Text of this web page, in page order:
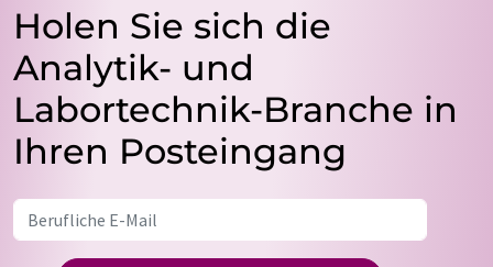
Holen Sie sich die
Analytik- und
Labortechnik-Branche in
Ihren Posteingang